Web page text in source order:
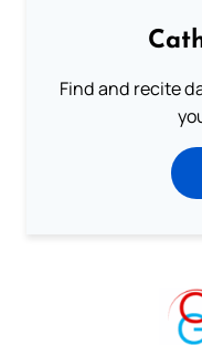
Find and recite